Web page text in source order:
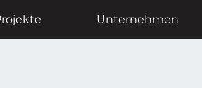
Unternehmen